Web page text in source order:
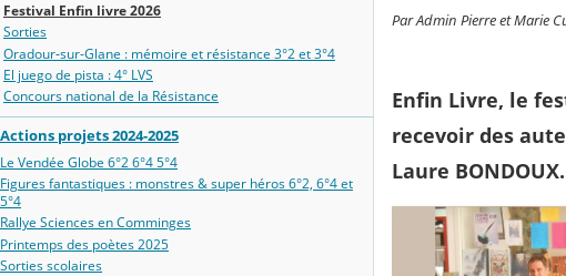
Festival Enfin livre 2026
Sorties
Oradour‑sur‑Glane : mémoire et résistance 3°2 et 3°4
El juego de pista : 4° LVS
Concours national de la Résistance
Actions projets 2024-2025
Le Vendée Globe 6°2 6°4 5°4
Figures fantastiques : monstres & super héros 6°2, 6°4 et
5°4
Rallye Sciences en Comminges
Printemps des poètes 2025
Sorties scolaires
Par Admin Pierre et Marie
Enfin Livre, le
recevoir des
Laure BONDOUX.